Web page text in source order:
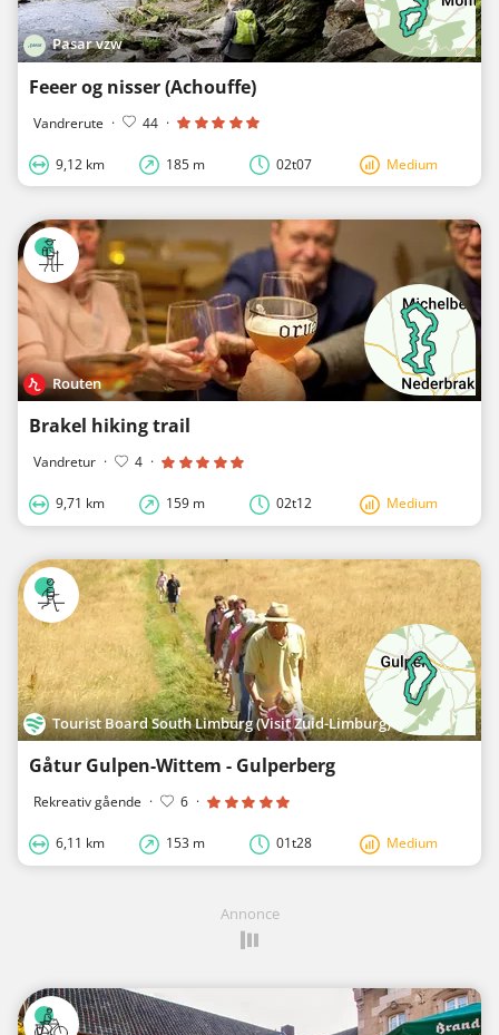
Pasar vzw
Feeer og nisser (Achouffe)
Vandrerute · 44 ·
9,12 km 185 m 02t07 Medium
Routen
Brakel hiking trail
Vandretur · 4 ·
9,71 km 159 m 02t12 Medium
Tourist Board South Limburg (Visit Zuid-Limburg)
Gåtur Gulpen-Wittem - Gulperberg
Rekreativ gående · 6 ·
6,11 km 153 m 01t28 Medium
Annonce